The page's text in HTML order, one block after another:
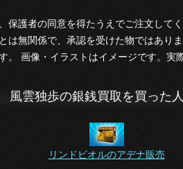
保護者の同意を得たうえでご注文して
は無関係で、承認を受けた物ではあり
。 画像・イラストはイメージです。実
風雲独歩の銀銭買取を買った
リンドビオルのアデナ販売